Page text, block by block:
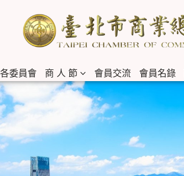
各委員會 商 人 節 會員交流 會員名錄